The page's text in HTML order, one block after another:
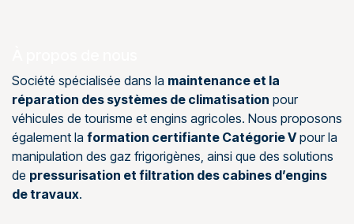
Société spécialisée dans la maintenance et la
réparation des systèmes de climatisation pour
véhicules de tourisme et engins agricoles. Nous proposons
également la formation certifiante Catégorie Vpour la
manipulation des gaz frigorigènes, ainsi que des solutions
de pressurisation et filtration des cabines d’engins
de travaux.